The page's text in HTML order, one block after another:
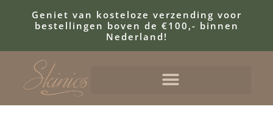
Geniet van kosteloze verzending voor
bestellingen boven de €100,- binnen
Nederland!